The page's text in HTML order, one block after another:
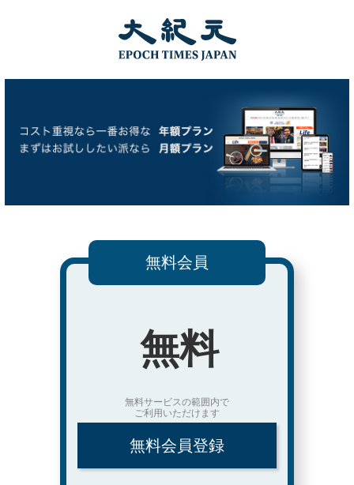
無料会員
無料
無料サービスの範囲内で
ご利用いただけます
無料会員登録